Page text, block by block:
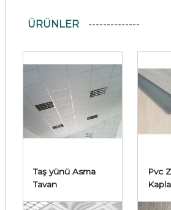
ÜRÜNLER
Taş yünü Asma
Tavan
Pvc